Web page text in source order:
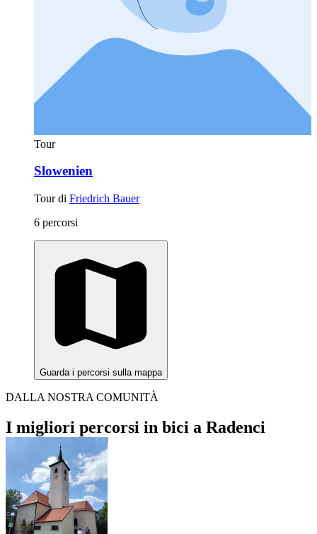
Tour
Slowenien
Tour di Friedrich Bauer
6 percorsi
Guarda i percorsi sulla mappa
DALLA NOSTRA COMUNITÀ
I migliori percorsi in bici a Radenci